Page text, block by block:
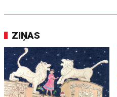
ZIŅAS